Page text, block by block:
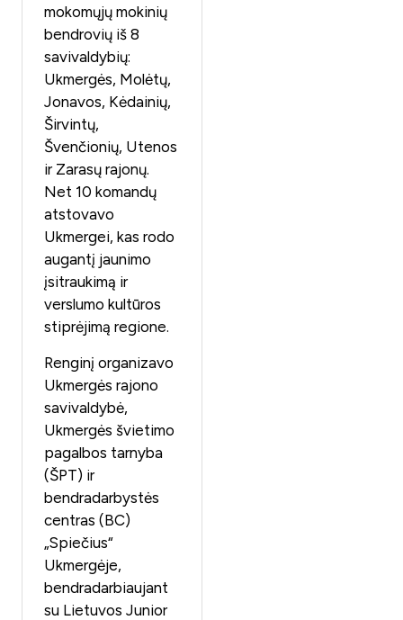
mokomųjų mokinių
bendrovių iš 8
savivaldybių:
Ukmergės, Molėtų,
Jonavos, Kėdainių,
Širvintų,
Švenčionių, Utenos
ir Zarasų rajonų.
Net 10 komandų
atstovavo
Ukmergei, kas rodo
augantį jaunimo
įsitraukimą ir
verslumo kultūros
stiprėjimą regione.
Renginį organizavo
Ukmergės rajono
savivaldybė,
Ukmergės švietimo
pagalbos tarnyba
(ŠPT) ir
bendradarbystės
centras (BC)
„Spiečius“
Ukmergėje,
bendradarbiaujant
su Lietuvos Junior